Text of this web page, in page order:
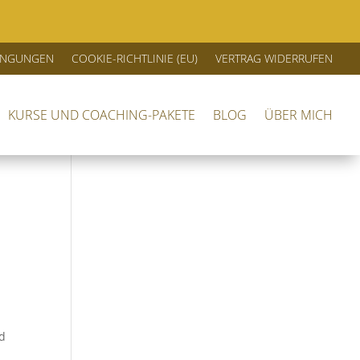
COOKIE-RICHTLINIE (EU) VERTRAG WIDERRUFEN
KURSE UND COACHING-PAKETE BLOG ÜBER MICH